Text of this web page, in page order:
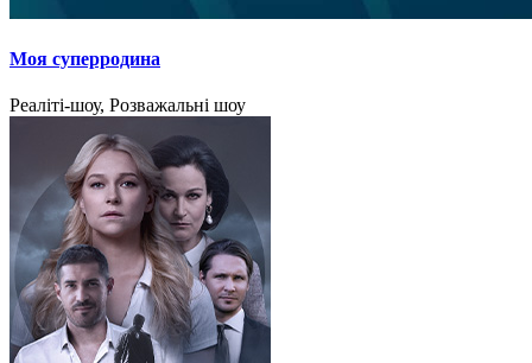
Моя суперродина
Реаліті-шоу, Розважальні шоу